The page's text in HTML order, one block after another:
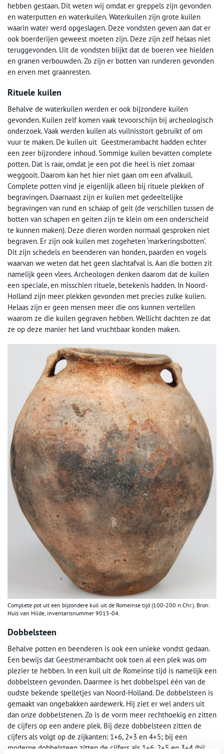
hebben gestaan. Dit weten wij omdat er greppels zijn gevonden
en waterputten en waterkuilen. Waterkuilen zijn grote kuilen
waarin water werd opgeslagen. Deze vondsten geven aan dat er
ook boerderijen geweest moeten zijn. Deze zijn zelf helaas niet
teruggevonden. Uit de vondsten blijkt dat de boeren vee hielden
en granen verbouwden. Zo zijn er botten van runderen gevonden
en erven met graanresten.
Rituele kuilen
Behalve de waterkuilen werden er ook bijzondere kuilen
gevonden. Kuilen zelf komen vaak tevoorschijn bij archeologisch
onderzoek. Vaak werden kuilen als vuilnisstort gebruikt of om
vuur te maken. De kuilen uit Geestmerambacht hadden echter
een zeer bijzondere inhoud. Sommige kuilen bevatten complete
potten. Dat is raar, omdat je een pot die heel is niet zomaar
weggooit. Daarom kan het hier niet gaan om een afvalkuil.
Complete potten vind je eigenlijk alleen bij rituele plekken of
begravingen. Daarnaast zijn er kuilen met gedeeltelijke
begravingen van rund en schaap of geit (de verschillen tussen de
botten van schapen en geiten zijn te klein om een onderscheid
te kunnen maken). Deze dieren worden normaal gesproken niet
begraven. Er zijn ook kuilen met zogeheten ‘markeringsbotten’.
Dit zijn schedels en beenderen van honden, paarden en vogels
waarvan we weten dat het geen slachtafval is. Aan die botten zit
namelijk geen vlees. Archeologen denken daarom dat de kuilen
een speciale, en misschien rituele, betekenis hadden. In Noord-
Holland zijn meer plekken gevonden met precies zulke kuilen.
Helaas zijn er geen mensen meer die ons kunnen vertellen
waarom ze die kuilen gegraven hebben. Wellicht dachten ze dat
ze op deze manier het land vruchtbaar konden maken.
Complete pot uit een bijzondere kuil uit de Romeinse tijd (100-200 n.Chr.). Bron:
Huis van Hilde, inventarisnummer 9015-04.
Dobbelsteen
Behalve potten en beenderen is ook een unieke vondst gedaan.
Een bewijs dat Geestmerambacht ook toen al een plek was om
plezier te hebben. In een kuil uit de Romeinse tijd is namelijk een
dobbelsteen gevonden. Daarmee is het dobbelspel één van de
oudste bekende spelletjes van Noord-Holland. De dobbelsteen is
gemaakt van ongebakken aardewerk. Hij ziet er wel anders uit
dan onze dobbelstenen. Zo is de vorm meer rechthoekig en zitten
de cijfers op een andere plek. Bij deze dobbelsteen zitten de
cijfers als volgt op de zijkanten: 1+6, 2+3 en 4+5; bij een
moderne dobbelsteen zitten de cijfers als 1+6, 2+5 en 3+4 (bij